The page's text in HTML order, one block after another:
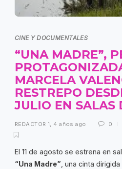
CINE Y DOCUMENTALES
“UNA MADRE”,
MARCELA
RESTREPO
JULIO EN SALAS
REDACTOR 1, 4 años ago 0
El 11 de agosto se estrena en
“Una Madre” , una cinta